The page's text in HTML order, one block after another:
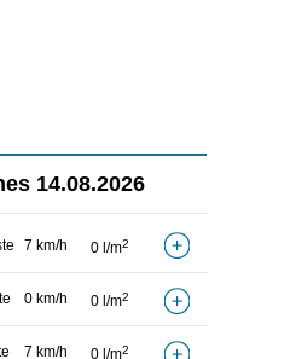
14.08.2026
7 km/h 0 l/m2
0 km/h 0 l/m2
7 km/h 0 l/m2